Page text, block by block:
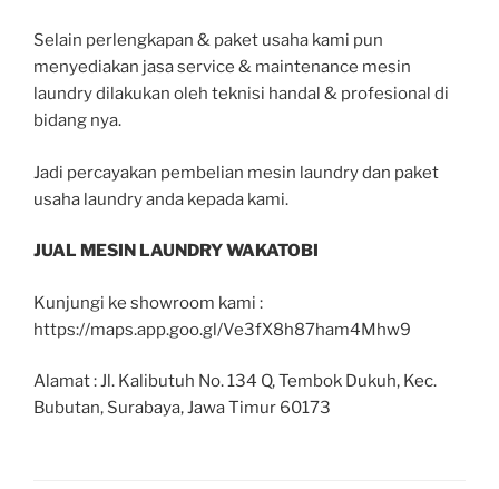
Selain perlengkapan & paket usaha kami pun
menyediakan jasa service & maintenance mesin
laundry dilakukan oleh teknisi handal & profesional di
bidang nya.
Jadi percayakan pembelian mesin laundry dan paket
usaha laundry anda kepada kami.
JUAL MESIN LAUNDRY WAKATOBI
Kunjungi ke showroom kami :
https://maps.app.goo.gl/Ve3fX8h87ham4Mhw9
Alamat : Jl. Kalibutuh No. 134 Q, Tembok Dukuh, Kec.
Bubutan, Surabaya, Jawa Timur 60173